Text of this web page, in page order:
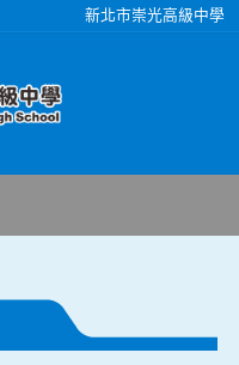
新北市崇光高級中學